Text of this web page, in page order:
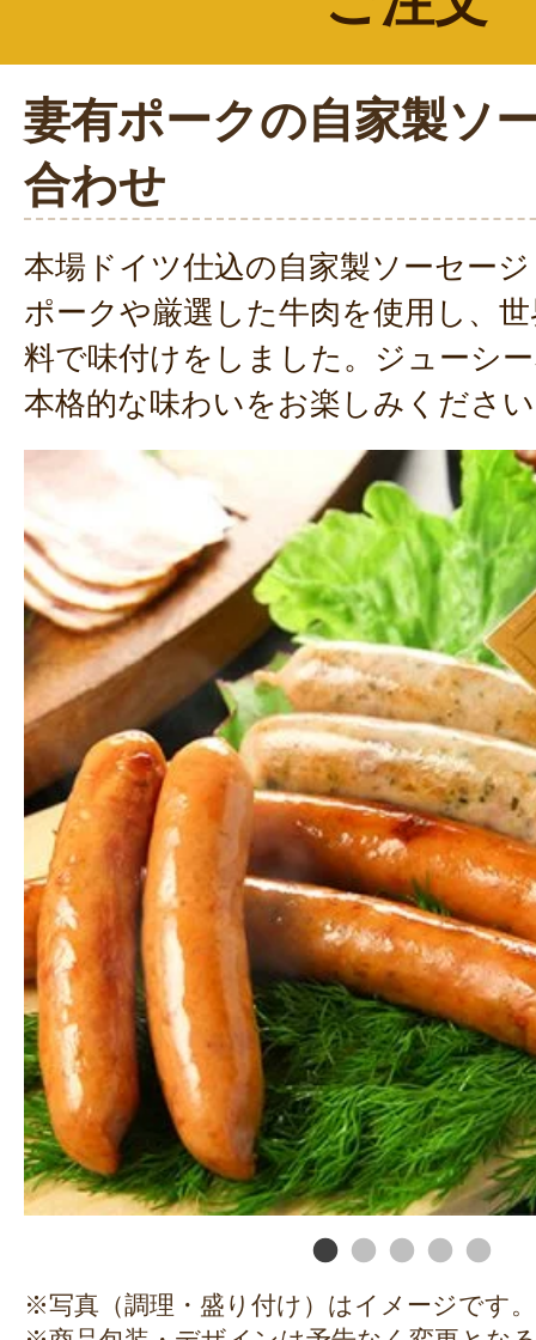
妻有ポークの自家製ソ
合わせ
本場ドイツ仕込の自家製ソーセー
ポークや厳選した牛肉を使用し、
料で味付けをしました。ジューシ
本格的な味わいをお楽しみくださ
※写真（調理・盛り付け）はイメージです。